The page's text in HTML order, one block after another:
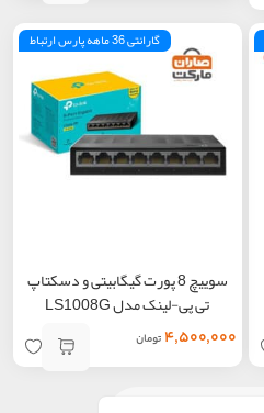
گارانتی 36 ماهه پارس ارتباط
سوییچ 8 پورت گیگابیتی و دسکتاپ
تی پی-لینک مدل LS1008G
۴,۵۰۰,۰۰۰تومان